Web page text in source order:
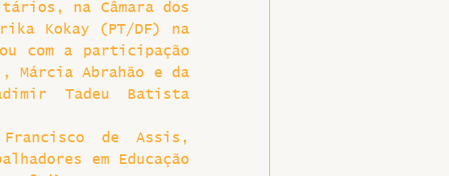
na Câmara dos
Kokay (PT/DF) na
com a participação
Márcia Abrahão e da
Tadeu Batista
Francisco de Assis,
em Educação